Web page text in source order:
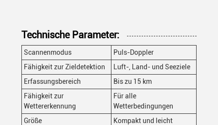
Technische Parameter:
Scannenmodus
Puls-Doppler
Fähigkeit zur Zieldetektion
Luft-, Land- und Seeziele
Erfassungsbereich
Bis zu 15 km
Fähigkeit zur
Wettererkennung
Für alle
Wetterbedingungen
Größe
Kompakt und leicht